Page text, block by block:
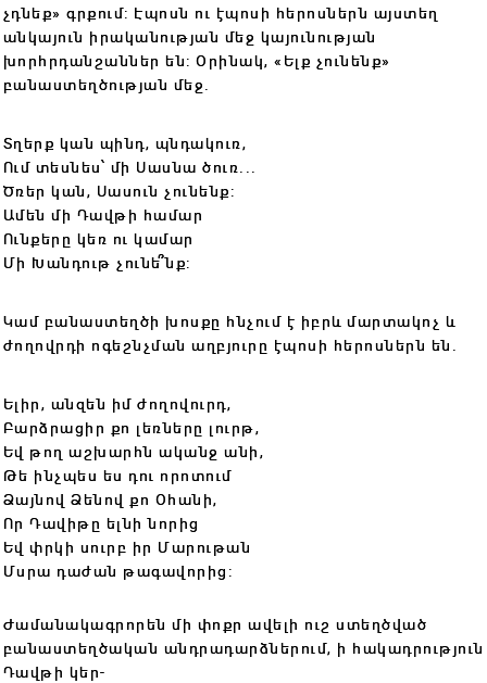
չդնեք» գրքում: Էպոսն ու էպոսի հերոսներն այստեղ
անկայուն իրականության մեջ կայունության
խորհրդանշաններ են: Օրինակ, «Ելք չունենք»
բանաստեղծության մեջ.
Տղերք կան պինդ, պնդակուռ,
Ում տեսնես՝ մի Սասնա ծուռ...
Ծռեր կան, Սասուն չունենք:
Ամեն մի Դավթի համար
Ունքերը կեռ ու կամար
Մի Խանդութ չունե՞նք:
Կամ բանաստեղծի խոսքը հնչում է իբրև մարտակոչ և
ժողովրդի ոգեշնչման աղբյուրը էպոսի հերոսներն են.
Ելիր, անզեն իմ ժողովուրդ,
Բարձրացիր քո լեռները լուրթ,
Եվ թող աշխարհն ականջ անի,
Թե ինչպես ես դու որոտում
Ձայնով Ձենով քո Օհանի,
Որ Դավիթը ելնի նորից
Եվ փրկի սուրբ իր Մարութան
Մսրա դաժան թագավորից:
Ժամանակագրորեն մի փոքր ավելի ուշ ստեղծված
բանաստեղծական անդրադարձներում, ի հակադրություն
Դավթի կեր-